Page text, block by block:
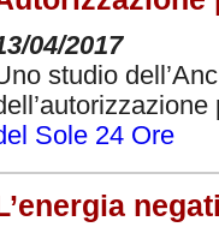
04/2017
studio
Sole 24 Ore